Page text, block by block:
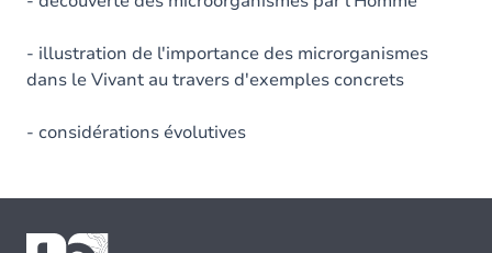
- illustration de l'importance des microrganismes
dans le Vivant au travers d'exemples concrets
- considérations évolutives